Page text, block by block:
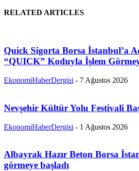
RELATED ARTICLES
Quick Sigorta Borsa İstanbul’a
“QUICK” Koduyla İşlem
EkonomiHaberDergisi - 7 Ağustos 2026
Nevşehir Kültür Yolu Festivali
EkonomiHaberDergisi - 1 Ağustos 2026
Albayrak Hazır Beton Borsa
görmeye başladı